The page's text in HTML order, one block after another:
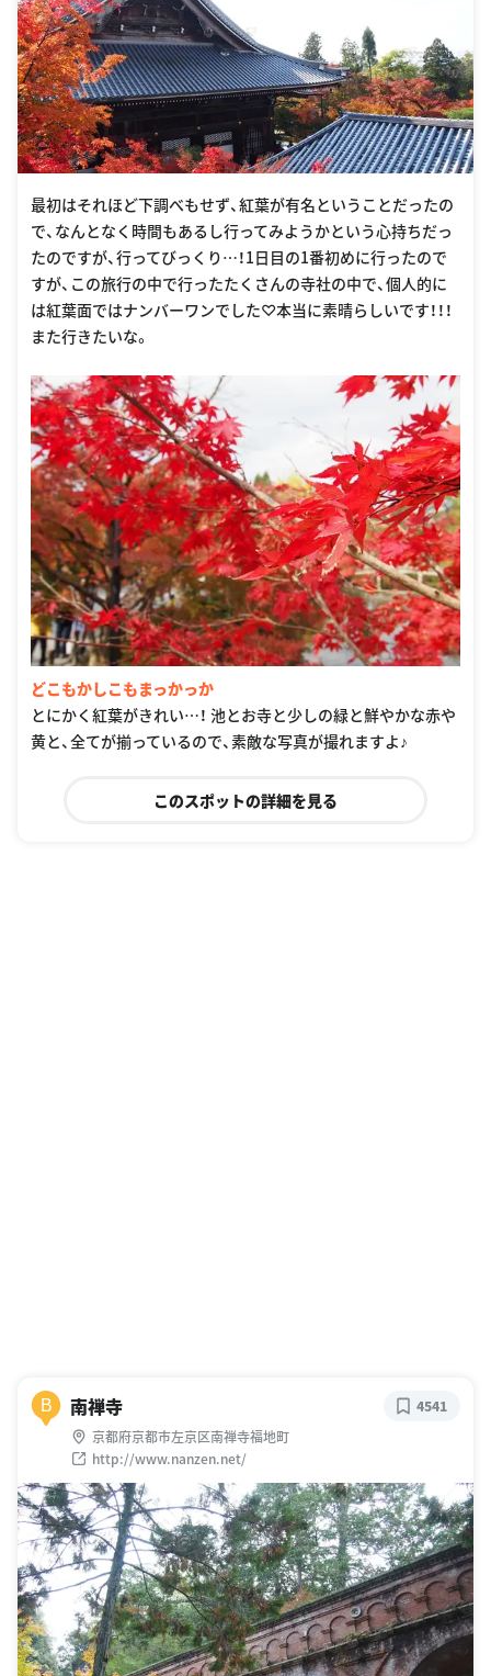
最初はそれほど下調べもせず、紅葉が有名ということだったの
で、なんとなく時間もあるし行ってみようかという心持ちだっ
たのですが、行ってびっくり…！1日目の1番初めに行ったので
すが、この旅行の中で行ったたくさんの寺社の中で、個人的に
は紅葉面ではナンバーワンでした♡本当に素晴らしいです！！！
また行きたいな。
どこもかしこもまっかっか
とにかく紅葉がきれい…！ 池とお寺と少しの緑と鮮やかな赤や
黄と、全てが揃っているので、素敵な写真が撮れますよ♪
このスポットの詳細を見る
B 南禅寺
京都府京都市左京区南禅寺福地町
http://www.nanzen.net/
4541